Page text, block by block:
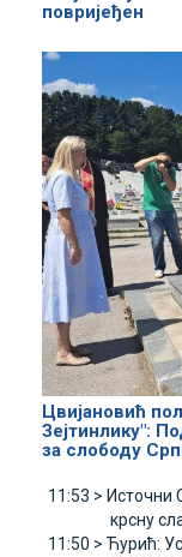
повријеђен
Цвијановић
Зејтинлику":
за слободу
11:53 > Источни
крсну
11:50 > Ћурић: